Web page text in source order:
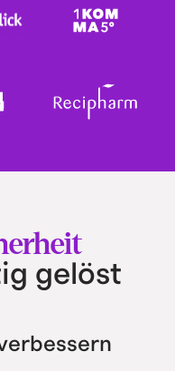
gelöst